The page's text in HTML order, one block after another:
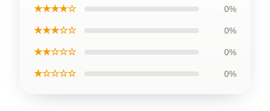
★★★★☆ 0%
★★★☆☆ 0%
★★☆☆☆ 0%
★☆☆☆☆ 0%